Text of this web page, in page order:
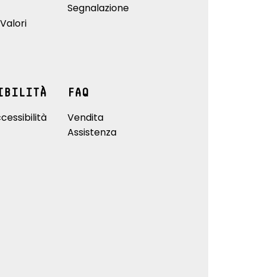
Segnalazione
FAQ
Vendita
Assistenza